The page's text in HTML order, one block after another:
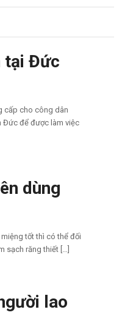
tại Đức
cấp cho công dân
Đức để được làm việc
dùng
tốt thì có thể đối
sạch răng thiết […]
lao